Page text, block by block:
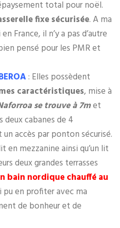
total pour noël.
fixe sécurisée. A ma
France, il n’y a pas d’autre
pensé pour les PMR et
: Elles possèdent
caractéristiques, mise à
se trouve à 7met
deux cabanes de 4
accès par ponton sécurisé.
en mezzanine ainsi qu’un lit
deux grandes terrasses
bain nordique chauffé au
pu en profiter avec ma
de bonheur et de